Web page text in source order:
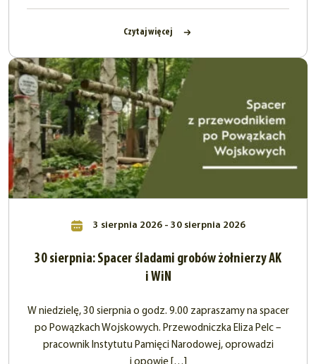
Czytaj więcej
3 sierpnia 2026 - 30 sierpnia 2026
30 sierpnia: Spacer śladami grobów żołnierzy AK
i WiN
W niedzielę, 30 sierpnia o godz. 9.00 zapraszamy na spacer
po Powązkach Wojskowych. Przewodniczka Eliza Pelc –
pracownik Instytutu Pamięci Narodowej, oprowadzi